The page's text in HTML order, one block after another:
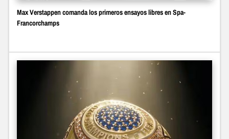
Max Verstappen comanda los primeros ensayos libres en Spa-
Francorchamps